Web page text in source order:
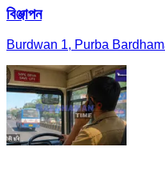
বিঞ্জাপন
Burdwan 1, Purba